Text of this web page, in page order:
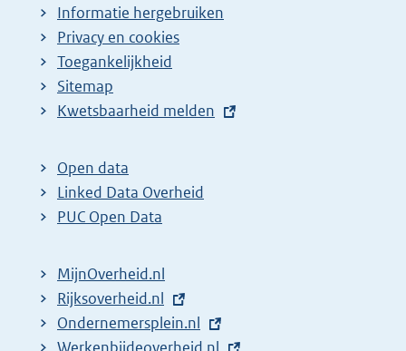
Informatie hergebruiken
Privacy en cookies
Toegankelijkheid
Sitemap
E
t
e
r
l
i
n
Kwetsbaarheid melden
Open data
Linked Data Overheid
PUC Open Data
MijnOverheid.nl
E
x
t
Rijksoverheid.nl
E
x
Ondernemersplein.nl
E
Werkenbijdeoverheid.nl